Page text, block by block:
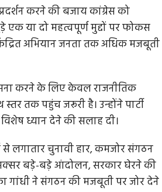
करने की बजाय कांग्रेस को
एक या दो महत्वपूर्ण मुद्दों पर फोकस
अभियान जनता तक अधिक मजबूती
करने के लिए केवल राजनीतिक
तक पहुंच जरूरी है। उन्होंने पार्टी
ध्यान देने की सलाह दी।
लगातार चुनावी हार, कमजोर संगठन
बड़े-बड़े आंदोलन, सरकार घेरने की
गांधी ने संगठन की मजबूती पर जोर देने